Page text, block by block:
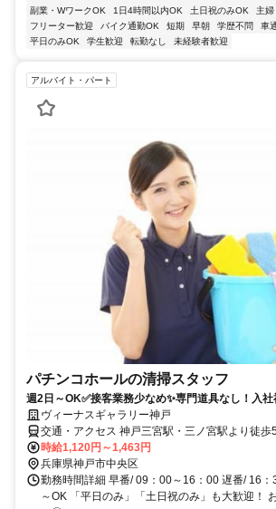
副業・WワークOK
1日4時間以内OK 土日祝のみOK
主
フリーター歓迎
バイク通勤OK 短期 早朝 学歴不問 車
平日のみOK
学生歓迎 転勤なし 未経験者歓迎
アルバイト・パート
パチンコホールの清掃スタッフ
週2日～OK✅接客業務少なめ✨専門道具なし！入社
ヴィーナスギャラリー神戸
交通・アクセス 神戸三宮駅・三ノ宮駅より徒歩
7分
時給1,120円～1,463円
兵庫県神戸市中央区
勤務時間詳細 早番/ 09：00～16：00 遅番/ 16：
～OK 「平日のみ」「土日祝のみ」も大歓迎！